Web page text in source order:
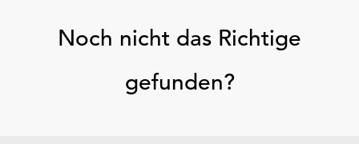
Noch nicht das Richtige
gefunden?